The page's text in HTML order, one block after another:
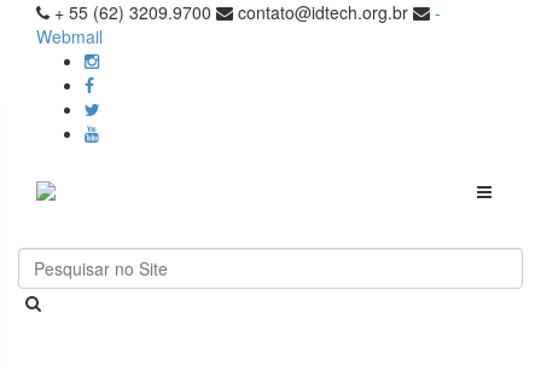
+ 55 (62) 3209.9700 contato@idtech.org.br
-
Webmail
Toggle